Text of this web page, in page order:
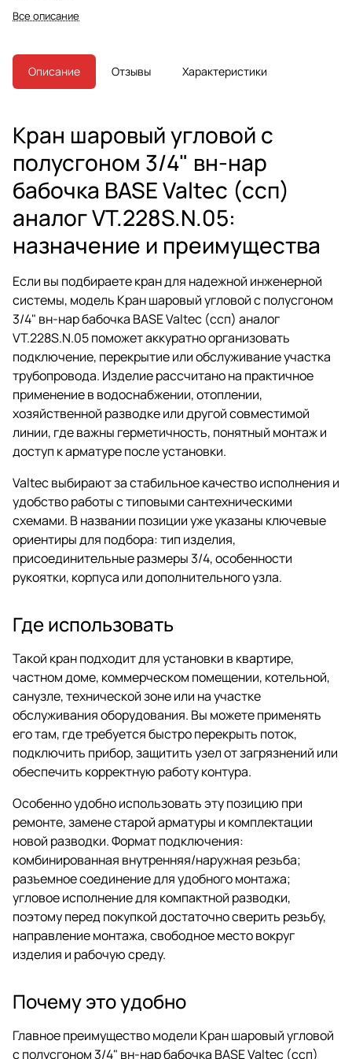
Все описание
Описание Отзывы Характеристики
Кран шаровый угловой с
полусгоном 3/4" вн-нар
бабочка BASE Valtec (ссп)
аналог VT.228S.N.05:
назначение и преимущества
Если вы подбираете кран для надежной инженерной
системы, модель Кран шаровый угловой с полусгоном
3/4" вн-нар бабочка BASE Valtec (ссп) аналог
VT.228S.N.05 поможет аккуратно организовать
подключение, перекрытие или обслуживание участка
трубопровода. Изделие рассчитано на практичное
применение в водоснабжении, отоплении,
хозяйственной разводке или другой совместимой
линии, где важны герметичность, понятный монтаж и
доступ к арматуре после установки.
Valtec выбирают за стабильное качество исполнения и
удобство работы с типовыми сантехническими
схемами. В названии позиции уже указаны ключевые
ориентиры для подбора: тип изделия,
присоединительные размеры 3/4, особенности
рукоятки, корпуса или дополнительного узла.
Где использовать
Такой кран подходит для установки в квартире,
частном доме, коммерческом помещении, котельной,
санузле, технической зоне или на участке
обслуживания оборудования. Вы можете применять
его там, где требуется быстро перекрыть поток,
подключить прибор, защитить узел от загрязнений или
обеспечить корректную работу контура.
Особенно удобно использовать эту позицию при
ремонте, замене старой арматуры и комплектации
новой разводки. Формат подключения:
комбинированная внутренняя/наружная резьба;
разъемное соединение для удобного монтажа;
угловое исполнение для компактной разводки,
поэтому перед покупкой достаточно сверить резьбу,
направление монтажа, свободное место вокруг
изделия и рабочую среду.
Почему это удобно
Главное преимущество модели Кран шаровый угловой
с полусгоном 3/4" вн-нар бабочка BASE Valtec (ссп)